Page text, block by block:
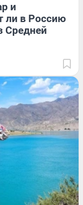
и
ли в Россию
Средней